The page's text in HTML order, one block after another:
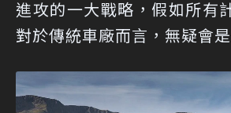
進攻的一大戰略，假如所有
對於傳統車廠而言，無疑會